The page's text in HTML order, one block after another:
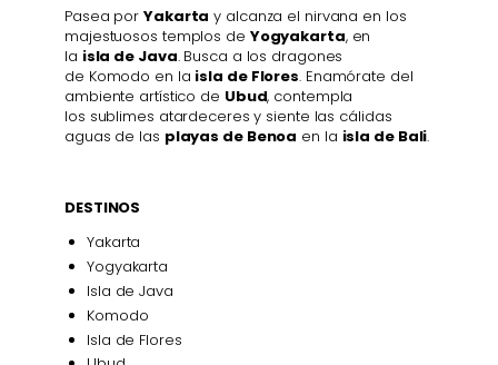
Pasea por Yakarta y alcanza el nirvana en los
majestuosos templos de Yogyakarta, en
la isla de Java. Busca a los dragones
de Komodo en la isla de Flores. Enamórate del
ambiente artístico de Ubud, contempla
los sublimes atardeceres y siente las cálidas
aguas de las playas de Benoa en la isla de Bali.
DESTINOS
Yakarta
Yogyakarta
Isla de Java
Komodo
Isla de Flores